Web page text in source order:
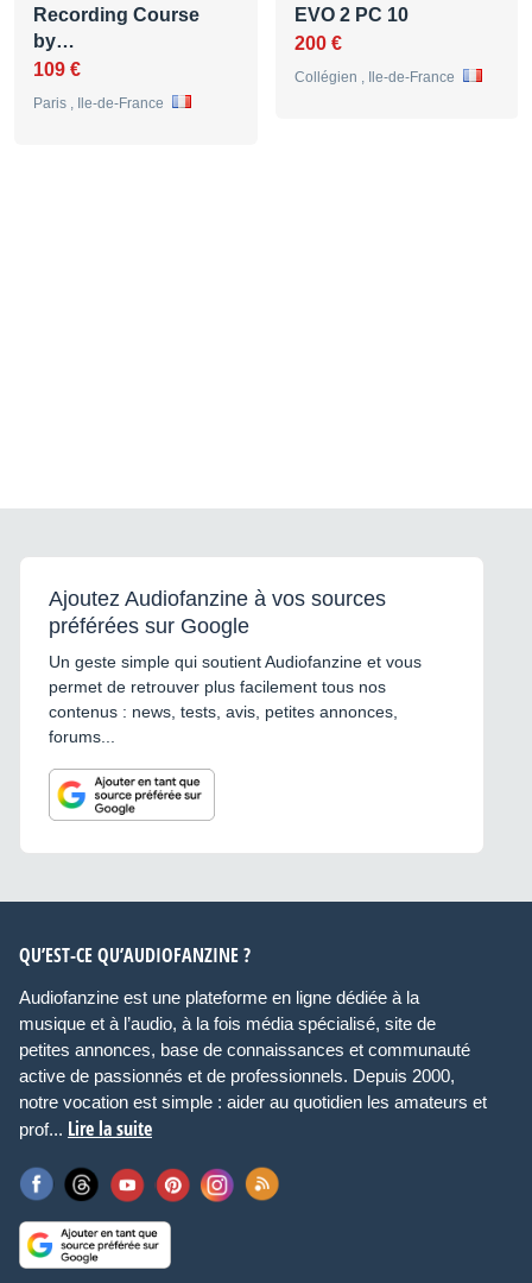
Recording Course
by…
109 €
Paris , Ile-de-France
EVO 2 PC 10
200 €
Collégien , Ile-de-France
Ajoutez Audiofanzine à vos sources
préférées sur Google
Un geste simple qui soutient Audiofanzine et vous
permet de retrouver plus facilement tous nos
contenus : news, tests, avis, petites annonces,
forums...
QU’EST-CE QU’AUDIOFANZINE ?
Audiofanzine est une plateforme en ligne dédiée à la
musique et à l’audio, à la fois média spécialisé, site de
petites annonces, base de connaissances et communauté
active de passionnés et de professionnels. Depuis 2000,
notre vocation est simple : aider au quotidien les amateurs et
prof... Lire la suite